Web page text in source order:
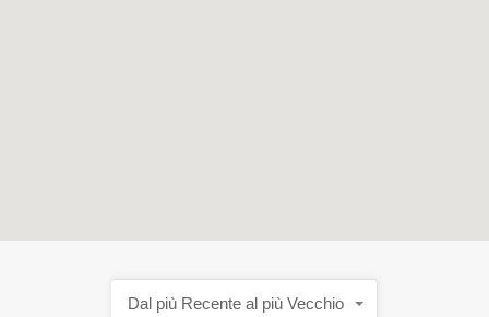
Dal più Recente al più Vecchio